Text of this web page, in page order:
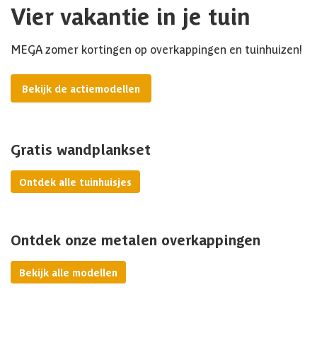
Vier vakantie in je tuin
MEGA zomer kortingen op overkappingen en tuinhuizen!
Bekijk de actiemodellen
Gratis wandplankset
Ontdek alle tuinhuisjes
Ontdek onze metalen overkappingen
Bekijk alle modellen